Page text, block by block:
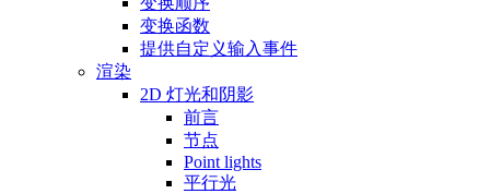
变换函数
提供自定义输入事件
渲染
2D 灯光和阴影
前言
节点
Point lights
平行光